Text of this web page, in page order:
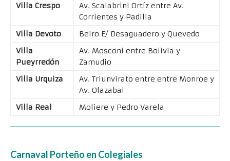
Villa Crespo
Av. Scalabrini Ortíz entre Av.
Corrientes y Padilla
Villa Devoto
Beiro E/ Desaguadero y Quevedo
Villa
Pueyrredón
Av. Mosconi entre Bolivia y
Zamudio
Villa Urquiza
Av. Triunvirato entre entre Monroe y
Av. Olazabal
Villa Real
Moliere y Pedro Varela
Carnaval Porteño en Colegiales